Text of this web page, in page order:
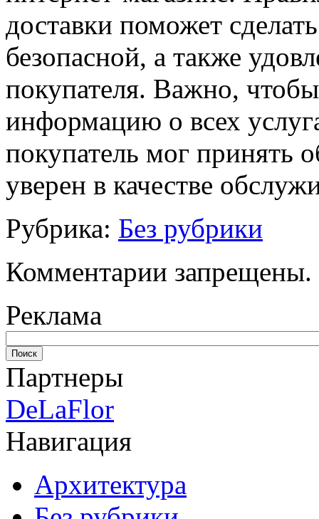
доставки поможет
безопасной, а также
покупателя. Важно,
информацию о всех
покупатель мог принять
уверен в качестве
Рубрика: Без рубрики
Комментарии запрещены.
Реклама
Партнеры
DeLaFlor
Навигация
Архитектура